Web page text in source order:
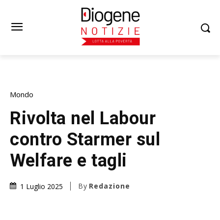
Mondo
Rivolta nel Labour
contro Starmer sul
Welfare e tagli
1 Luglio 2025 By Redazione